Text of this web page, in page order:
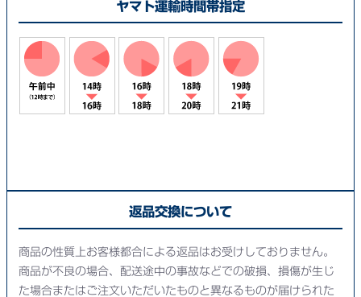
ヤマト運輸時間帯指定
返品交換について
商品の性質上お客様都合による返品はお受けしておりません。
商品が不良の場合、配送途中の事故などでの破損、損傷が生じ
た場合またはご注文いただいたものと異なるものが届けられた